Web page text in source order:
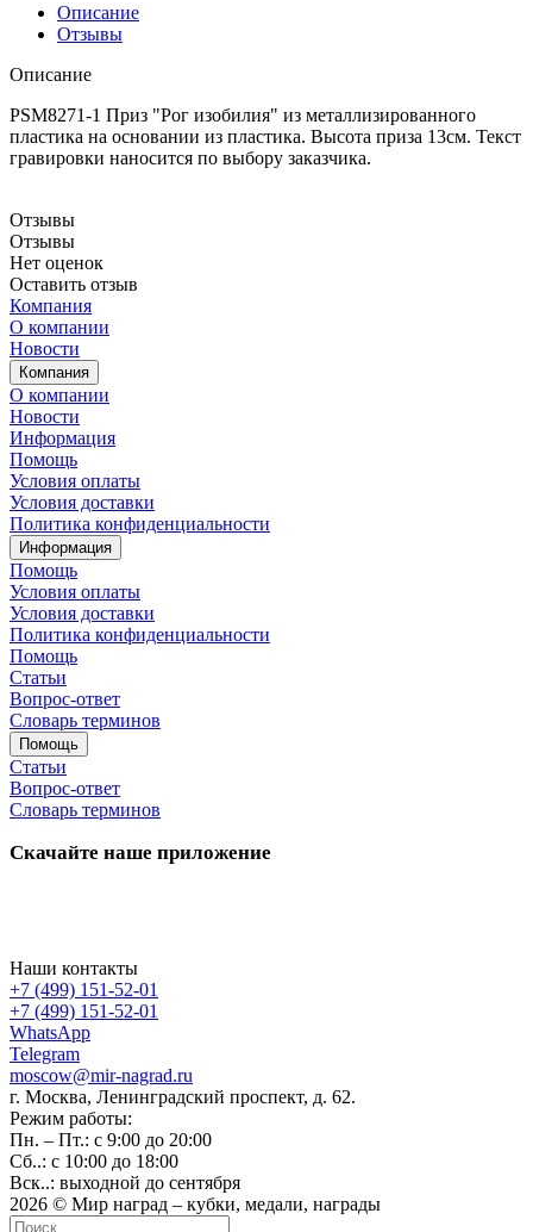
Описание
Отзывы
Описание
PSM8271-1 Приз "Рог изобилия" из металлизированного
пластика на основании из пластика. Высота приза 13см. Текст
гравировки наносится по выбору заказчика.
Отзывы
Отзывы
Нет оценок
Оставить отзыв
Компания
О компании
Новости
Компания
О компании
Новости
Информация
Помощь
Условия оплаты
Условия доставки
Политика конфиденциальности
Информация
Помощь
Условия оплаты
Условия доставки
Политика конфиденциальности
Помощь
Статьи
Вопрос-ответ
Словарь терминов
Помощь
Статьи
Вопрос-ответ
Словарь терминов
Скачайте наше приложение
Наши контакты
+7 (499) 151-52-01
+7 (499) 151-52-01
WhatsApp
Telegram
moscow@mir-nagrad.ru
г. Москва, Ленинградский проспект, д. 62.
Режим работы:
Пн. – Пт.: с 9:00 до 20:00
Сб..: с 10:00 до 18:00
Вск..: выходной до сентября
2026 © Мир наград – кубки, медали, награды